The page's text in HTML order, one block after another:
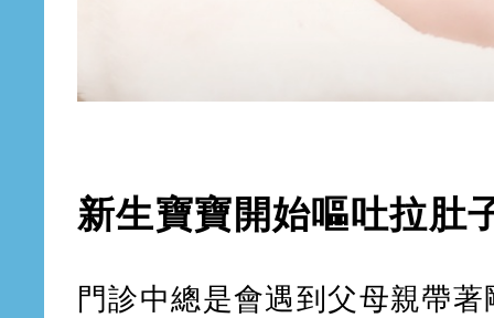
新生寶寶開始嘔吐拉肚
門診中總是會遇到父母親帶